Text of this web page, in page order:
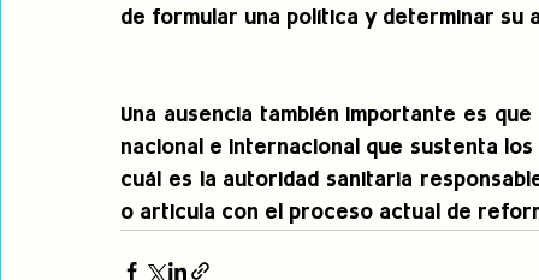
de formular una política y determinar su
Una ausencia también importante es
nacional e internacional que sustenta
cuál es la autoridad sanitaria
o articula con el proceso actual de